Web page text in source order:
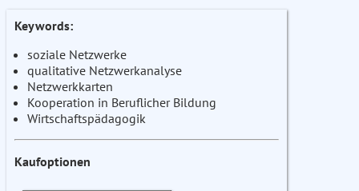
Keywords:
soziale Netzwerke
qualitative Netzwerkanalyse
Netzwerkkarten
Kooperation in Beruflicher Bildung
Wirtschaftspädagogik
Kaufoptionen